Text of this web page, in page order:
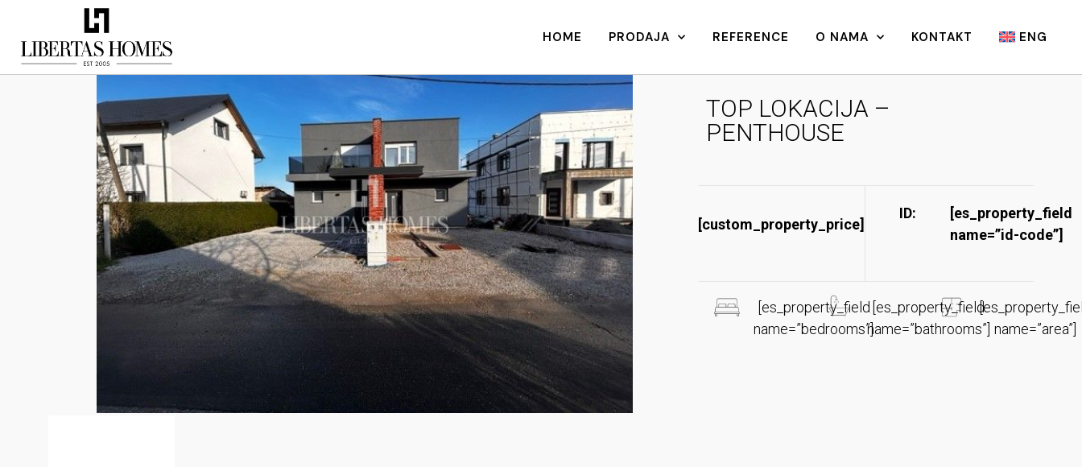
HOME PRODAJA REFERENCE O NAMA KONTAKT ENG
TOP LOKACIJA –
PENTHOUSE
[custom_property_price]
ID:
[es_property_field
name=”id-code”]​
[es_property_field
name=”bedrooms”]
[es_property_field
name=”bathrooms”] name=”area”]